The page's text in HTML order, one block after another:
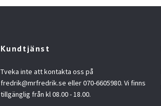
Kundtjänst
Tveka inte att kontakta oss på
fredrik@mrfredrik.se eller 070-6605980. Vi finns
tillgänglig från kl 08.00 - 18.00.